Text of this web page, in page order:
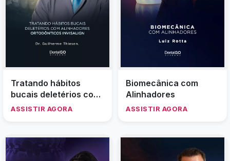
Tratando hábitos
bucais deletérios com
alinhadores
ASSISTIR AGORA
Biomecânica com
Alinhadores
ASSISTIR AGORA